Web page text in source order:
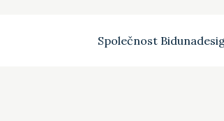
Společnost